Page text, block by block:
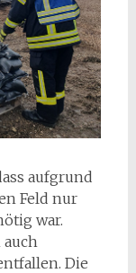
aufgrund
Feld nur
war.
Die